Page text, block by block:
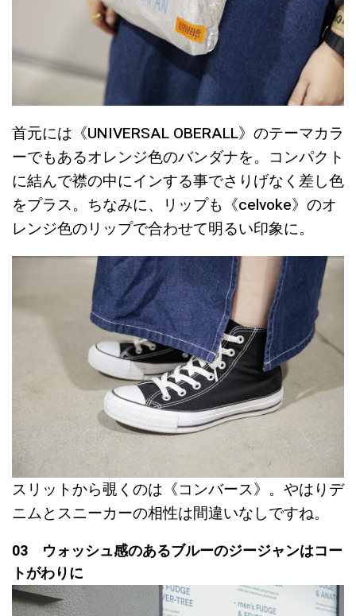
首元には《UNIVERSAL OBERALL》のテーマカラ
ーでもあるオレンジ色のバンダナを。コンパクト
に結んで襟の中にインする事でさりげなく差し色
をプラス。ちなみに、リップも《celvoke》のオ
レンジ色のリップで合わせて明るい印象に。
スリットから覗くのは《コンバース》。やはりデ
ニムとスニーカーの相性は間違いなしですね。
03 ウォッシュ感のあるブルーのジージャンはコー
トがわりに